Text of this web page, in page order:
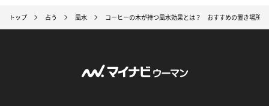
トップ 占う 風水 コーヒーの木が持つ風水効果とは？ おすすめの置き場所・